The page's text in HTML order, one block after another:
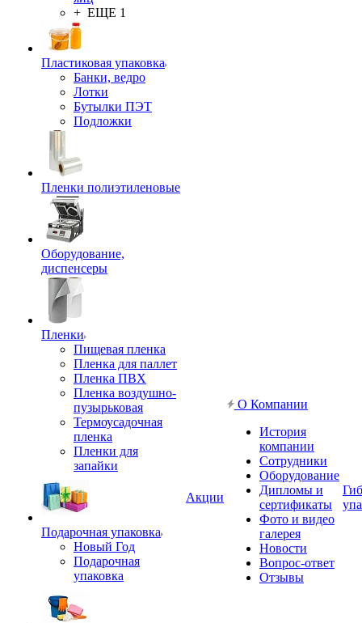
+ ЕЩЕ 1
Пластиковая упаковка
Банки, ведро
Лотки
Бутылки ПЭТ
Подложки
Пленки полиэтиленовые
Оборудование,
диспенсеры
Пленки
Пищевая пленка
Пленка для паллет
Пленка ПВХ
Пленка воздушно-
пузырьковая
Термоусадочная
пленка
Пленки для
запайки
Подарочная упаковка
Новый Год
Подарочная
упаковка
Акции
О Компании
История
компании
Сотрудники
Оборудование
Дипломы и
сертификаты
Фото и видео
галерея
Новости
Вопрос-ответ
Отзывы